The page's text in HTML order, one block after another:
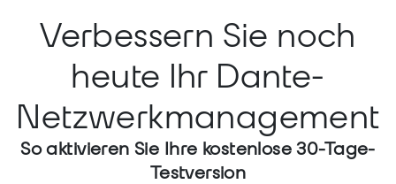
Verbessern Sie noch
heute Ihr Dante-
Netzwerkmanagement
So aktivieren Sie Ihre kostenlose 30-Tage-
Testversion